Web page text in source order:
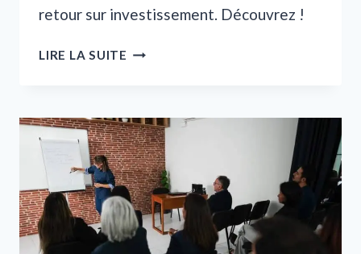
retour sur investissement. Découvrez !
LIRE LA SUITE POURQUOI
IMMOBILIER
À
LA
CAMPAGNE
PEUT
OFFRIR